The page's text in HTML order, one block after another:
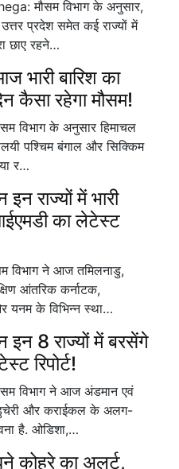
मौसम विभाग के अनुसार,
प्रदेश समेत कई राज्यों में
छाए रहने…
भारी बारिश का
कैसा रहेगा मौसम!
विभाग के अनुसार हिमाचल
पश्चिम बंगाल और सिक्किम
र…
राज्यों में भारी
का लेटेस्ट
विभाग ने आज तमिलनाडु,
आंतरिक कर्नाटक,
यनम के विभिन्न स्था…
8 राज्यों में बरसेंगे
रिपोर्ट!
विभाग ने आज अंडमान एवं
और कराईकल के अलग-
है. ओडिशा,…
कोहरे का अलर्ट,